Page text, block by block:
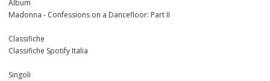
Album
Madonna - Confessions on a Dancefloor: Part II
Classifiche
Classifiche Spotify Italia
Singoli